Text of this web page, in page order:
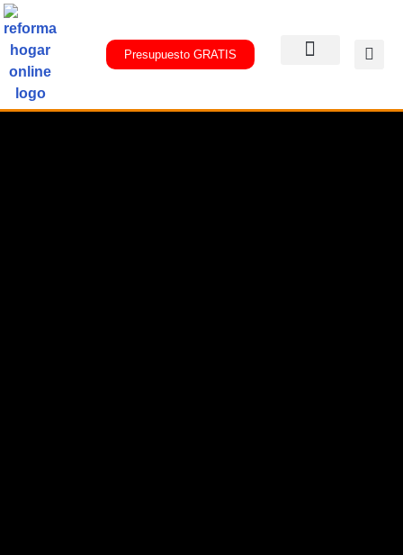
Presupuesto GRATIS